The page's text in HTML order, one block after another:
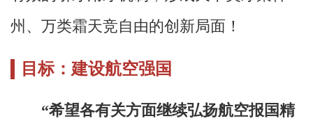
州、万类霜天竞自由的创新局面！
目标：建设航空强国
“希望各有关方面继续弘扬航空报国精